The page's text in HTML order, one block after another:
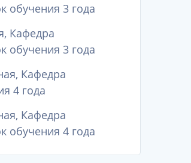
обучения 3 года
Кафедра
обучения 3 года
Кафедра
4 года
Кафедра
обучения 4 года